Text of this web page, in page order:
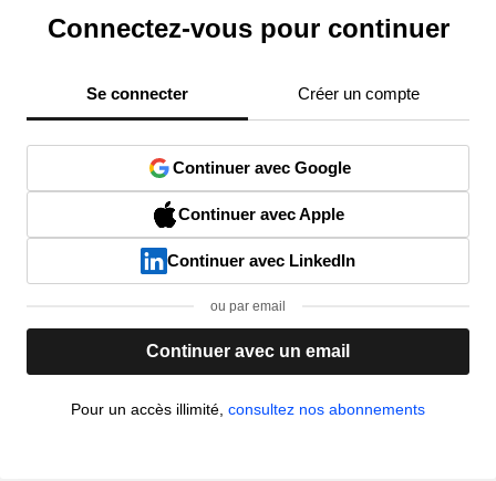
Connectez-vous pour continuer
Se connecter Créer un compte
Continuer avec Google
Continuer avec Apple
Continuer avec LinkedIn
ou par email
Continuer avec un email
Pour un accès illimité, consultez nos abonnements